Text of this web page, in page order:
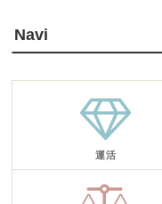
Navi
運活